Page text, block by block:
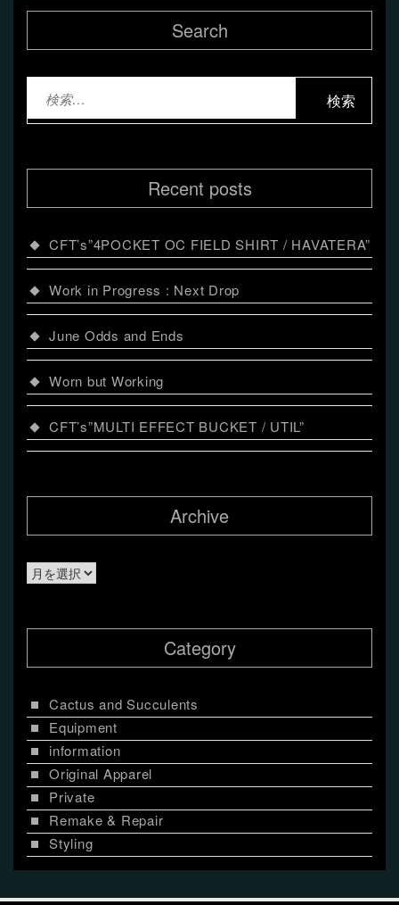
ナ
ビ
ゲ
ー
シ
ョ
Search
Recent posts
CFT’s”4POCKET OC FIELD SHIRT / HAVATERA”
Work in Progress : Next Drop
June Odds and Ends
Worn but Working
CFT’s”MULTI EFFECT BUCKET / UTIL”
Archive
Archive
Category
Cactus and Succulents
Equipment
information
Original Apparel
Private
Remake & Repair
Styling